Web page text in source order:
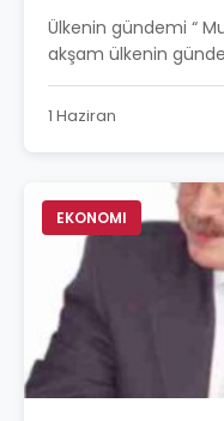
Ülkenin gündemi “
akşam ülkenin
1 Haziran
EKONOMI